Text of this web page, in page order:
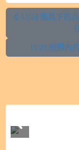
11/24 面具下的
11/20 校園內